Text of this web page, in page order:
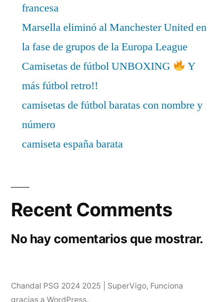
francesa
Marsella eliminó al Manchester United en
la fase de grupos de la Europa League
Camisetas de fútbol UNBOXING
Y
más fútbol retro!!
camisetas de fútbol baratas con nombre y
número
camiseta españa barata
Recent Comments
No hay comentarios que mostrar.
Chandal PSG 2024 2025 | SuperVigo, Funciona
gracias a WordPress.